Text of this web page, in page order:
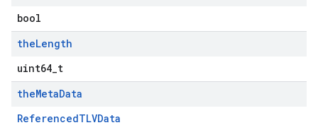
bool
theLength
uint64_t
theMetaData
ReferencedTLVData